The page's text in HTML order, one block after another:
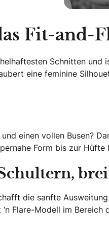
Fit-and-
Schnitten
eine feminine
einen vollen Busen?
Form bis zur
die sanfte
Flare-Modell im